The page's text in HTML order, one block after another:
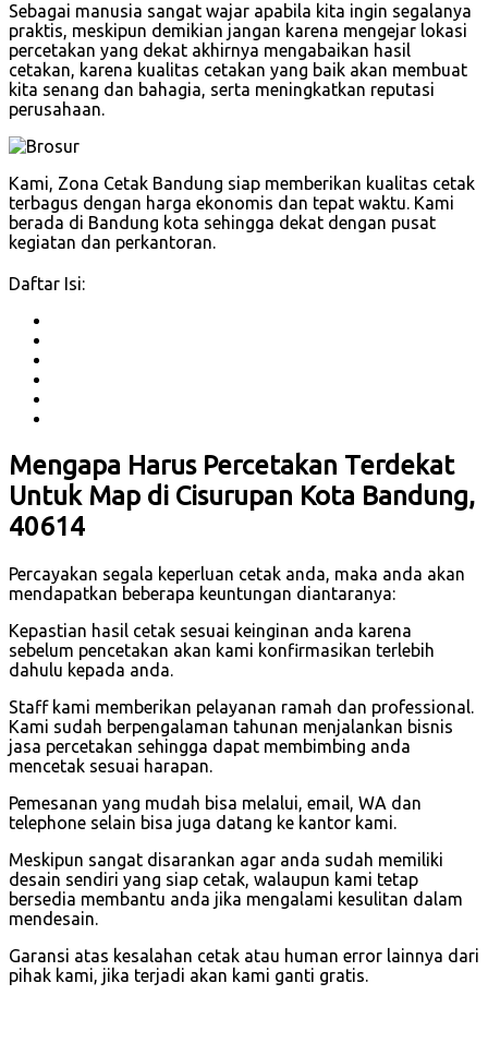
Sebagai manusia sangat wajar apabila kita ingin segalanya
praktis, meskipun demikian jangan karena mengejar lokasi
percetakan yang dekat akhirnya mengabaikan hasil
cetakan, karena kualitas cetakan yang baik akan membuat
kita senang dan bahagia, serta meningkatkan reputasi
perusahaan.
Kami, Zona Cetak Bandung siap memberikan kualitas cetak
terbagus dengan harga ekonomis dan tepat waktu. Kami
berada di Bandung kota sehingga dekat dengan pusat
kegiatan dan perkantoran.
Daftar Isi:
Mengapa Harus Percetakan Terdekat
Untuk Map di Cisurupan Kota Bandung,
40614
Percayakan segala keperluan cetak anda, maka anda akan
mendapatkan beberapa keuntungan diantaranya:
Kepastian hasil cetak sesuai keinginan anda karena
sebelum pencetakan akan kami konfirmasikan terlebih
dahulu kepada anda.
Staff kami memberikan pelayanan ramah dan professional.
Kami sudah berpengalaman tahunan menjalankan bisnis
jasa percetakan sehingga dapat membimbing anda
mencetak sesuai harapan.
Pemesanan yang mudah bisa melalui, email, WA dan
telephone selain bisa juga datang ke kantor kami.
Meskipun sangat disarankan agar anda sudah memiliki
desain sendiri yang siap cetak, walaupun kami tetap
bersedia membantu anda jika mengalami kesulitan dalam
mendesain.
Garansi atas kesalahan cetak atau human error lainnya dari
pihak kami, jika terjadi akan kami ganti gratis.